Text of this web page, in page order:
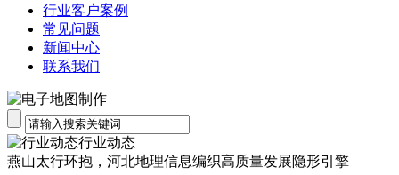
行业客户案例
常见问题
新闻中心
联系我们
行业动态
燕山太行环抱，河北地理信息编织高质量发展隐形引擎